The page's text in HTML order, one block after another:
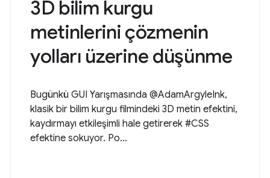
3D bilim kurgu
metinlerini çözmenin
yolları üzerine düşünme
Bugünkü GUI Yarışmasında @AdamArgyleInk,
klasik bir bilim kurgu filmindeki 3D metin efektini,
kaydırmayı etkileşimli hale getirerek #CSS
efektine sokuyor. Po...